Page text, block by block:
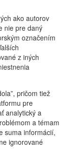
ako autorov
nie pre daný
označením
z iných
pričom tiež
pre
analytický a
a témam
suma informácií,
ignorované